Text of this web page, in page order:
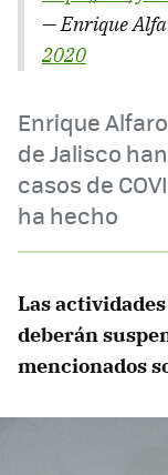
— Enrique
2020
Enrique
de Jalisco
casos de
ha hecho
Las
deberán
mencionados